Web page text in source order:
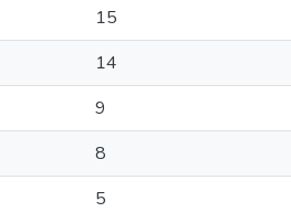
15
14
9
8
5